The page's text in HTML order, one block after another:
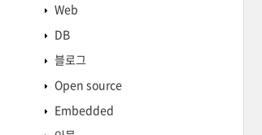
Web
DB
블로그
Open source
Embedded